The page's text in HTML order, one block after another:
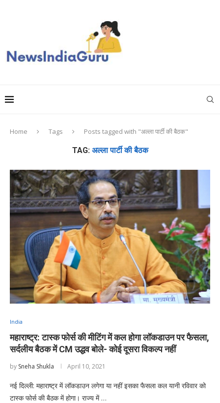
Home Tags Posts tagged with "अल्ला पार्टी की बैठक"
TAG: अल्ला पार्टी की बैठक
India
महाराष्ट्र: टास्क फोर्स की मीटिंग में कल होगा लॉकडाउन पर फैसला,
सर्दलीय बैठक में CM उद्धव बोले- कोई दूसरा विकल्प नहीं
by Sneha Shukla April 10, 2021
नई दिल्ली: महाराष्ट्र में लॉकडाउन लगेगा या नहीं इसका फैसला कल यानी रविवार को
टास्क फोर्स की बैठक में होगा। राज्य में …